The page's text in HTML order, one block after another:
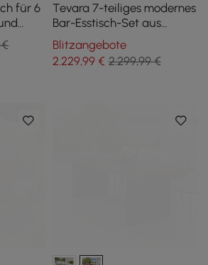
für 6
€
Tevara 7-teiliges modernes
Bar-Esstisch-Set aus
Teakholz für den
Außenbereich mit 6 Stühlen
Blitzangebote
2.229,99€ 2.299,99 €